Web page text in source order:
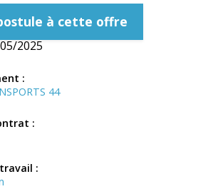
à cette offre
2025
:
44
:
: